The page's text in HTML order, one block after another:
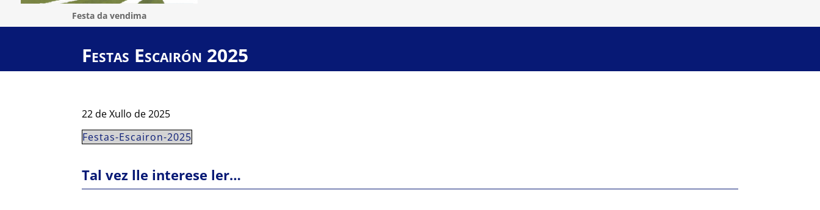
Festa da vendima
Festas Escairón 2025
22 de Xullo de 2025
Festas-Escairon-2025
Tal vez lle interese ler…